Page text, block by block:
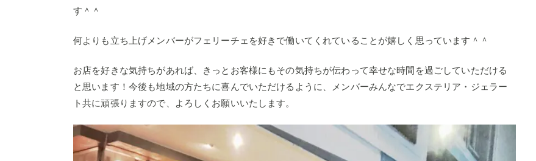
す＾＾
何よりも立ち上げメンバーがフェリーチェを好きで働いてくれていることが嬉しく思っています＾＾
お店を好きな気持ちがあれば、きっとお客様にもその気持ちが伝わって幸せな時間を過ごしていただける
と思います！今後も地域の方たちに喜んでいただけるように、メンバーみんなでエクステリア・ジェラー
ト共に頑張りますので、よろしくお願いいたします。